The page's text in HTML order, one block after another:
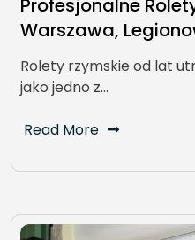
Profesjonalne
Warszawa,
Rolety rzymskie od lat
jako jedno z…
Read More